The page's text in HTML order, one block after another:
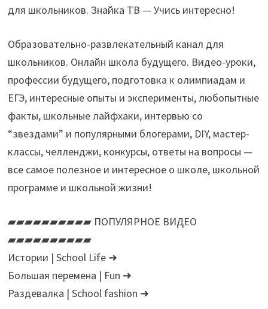
для школьников. Знайка ТВ — Учись интересно!
Образовательно-развлекательный канал для
школьников. Онлайн школа будущего. Видео-уроки,
профессии будущего, подготовка к олимпиадам и
ЕГЭ, интересные опыты и эксперименты, любопытные
факты, школьные лайфхаки, интервью со
“звездами” и популярными блогерами, DIY, мастер-
классы, челленджи, конкурсы, ответы на вопросы —
все самое полезное и интересное о школе, школьной
программе и школьной жизни!
▰▰▰▰▰▰▰▰▰▰ ПОПУЛЯРНОЕ ВИДЕО
▰▰▰▰▰▰▰▰▰▰
Истории | School Life ➜
Большая перемена | Fun ➜
Раздевалка | School fashion ➜